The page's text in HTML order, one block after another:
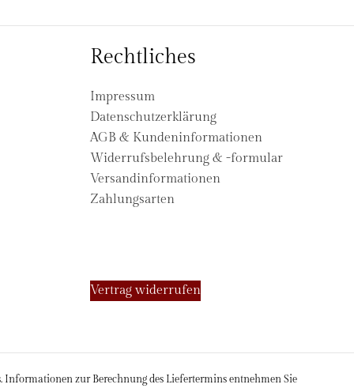
Rechtliches
Impressum
Datenschutzerklärung
AGB & Kundeninformationen
Widerrufsbelehrung & -formular
Versandinformationen
Zahlungsarten
Vertrag widerrufen
zur Berechnung des Liefertermins entnehmen Sie